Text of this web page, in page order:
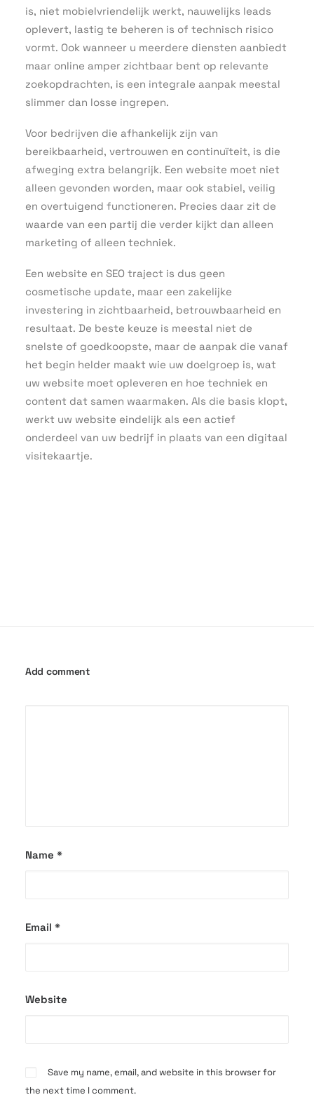
is, niet mobielvriendelijk werkt, nauwelijks leads
oplevert, lastig te beheren is of technisch risico
vormt. Ook wanneer u meerdere diensten aanbiedt
maar online amper zichtbaar bent op relevante
zoekopdrachten, is een integrale aanpak meestal
slimmer dan losse ingrepen.
Voor bedrijven die afhankelijk zijn van
bereikbaarheid, vertrouwen en continuïteit, is die
afweging extra belangrijk. Een website moet niet
alleen gevonden worden, maar ook stabiel, veilig
en overtuigend functioneren. Precies daar zit de
waarde van een partij die verder kijkt dan alleen
marketing of alleen techniek.
Een website en SEO traject is dus geen
cosmetische update, maar een zakelijke
investering in zichtbaarheid, betrouwbaarheid en
resultaat. De beste keuze is meestal niet de
snelste of goedkoopste, maar de aanpak die vanaf
het begin helder maakt wie uw doelgroep is, wat
uw website moet opleveren en hoe techniek en
content dat samen waarmaken. Als die basis klopt,
werkt uw website eindelijk als een actief
onderdeel van uw bedrijf in plaats van een digitaal
visitekaartje.
Add comment
Name *
Email *
Website
Save my name, email, and website in this browser for
the next time I comment.